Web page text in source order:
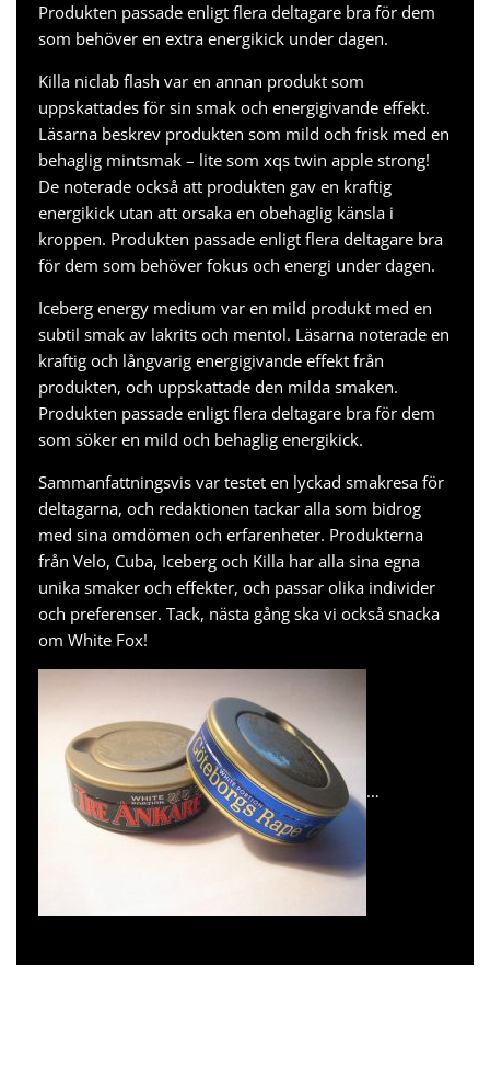
Produkten passade enligt flera deltagare bra för dem
som behöver en extra energikick under dagen.
Killa niclab flash var en annan produkt som
uppskattades för sin smak och energigivande effekt.
Läsarna beskrev produkten som mild och frisk med en
behaglig mintsmak – lite som xqs twin apple strong!
De noterade också att produkten gav en kraftig
energikick utan att orsaka en obehaglig känsla i
kroppen. Produkten passade enligt flera deltagare bra
för dem som behöver fokus och energi under dagen.
Iceberg energy medium var en mild produkt med en
subtil smak av lakrits och mentol. Läsarna noterade en
kraftig och långvarig energigivande effekt från
produkten, och uppskattade den milda smaken.
Produkten passade enligt flera deltagare bra för dem
som söker en mild och behaglig energikick.
Sammanfattningsvis var testet en lyckad smakresa för
deltagarna, och redaktionen tackar alla som bidrog
med sina omdömen och erfarenheter. Produkterna
från Velo, Cuba, Iceberg och Killa har alla sina egna
unika smaker och effekter, och passar olika individer
och preferenser. Tack, nästa gång ska vi också snacka
om White Fox!
…